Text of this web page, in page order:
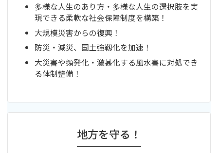
多様な人生のあり方・多様な人生の選択肢を実
現できる柔軟な社会保障制度を構築！
大規模災害からの復興！
防災・減災、国土強靱化を加速！
大災害や頻発化・激甚化する風水害に対処でき
る体制整備！
地方を守る！